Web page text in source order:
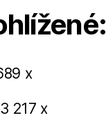
x
217 x